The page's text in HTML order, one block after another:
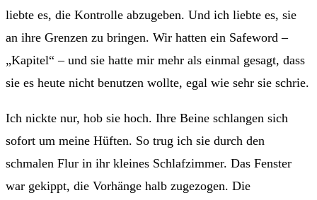
liebte es, die Kontrolle abzugeben. Und ich liebte es, sie
an ihre Grenzen zu bringen. Wir hatten ein Safeword –
„Kapitel“ – und sie hatte mir mehr als einmal gesagt, dass
sie es heute nicht benutzen wollte, egal wie sehr sie schrie.
Ich nickte nur, hob sie hoch. Ihre Beine schlangen sich
sofort um meine Hüften. So trug ich sie durch den
schmalen Flur in ihr kleines Schlafzimmer. Das Fenster
war gekippt, die Vorhänge halb zugezogen. Die